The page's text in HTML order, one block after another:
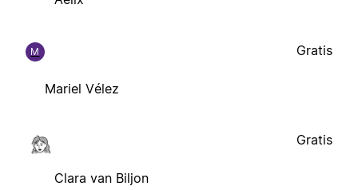
M
Mariel Vélez
Gratis
Clara van Biljon
Gratis